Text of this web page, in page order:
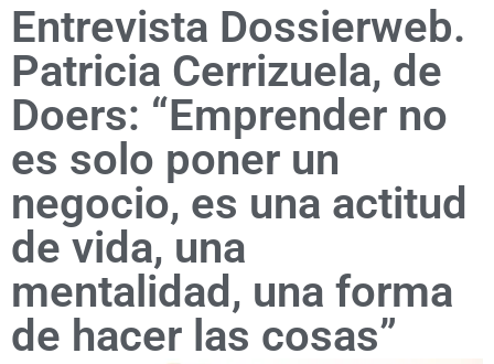
Entrevista Dossierweb.
Patricia Cerrizuela, de
Doers: “Emprender no
es solo poner un
negocio, es una actitud
de vida, una
mentalidad, una forma
de hacer las cosas”